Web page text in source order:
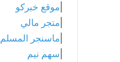
موقع خبركو
متجر مالي
ماسنجر المسلم
سهم نيم